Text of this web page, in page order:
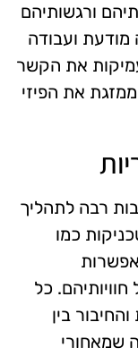
ורגשותיהם
מודעת ועבודה
את הקשר
את הפיזי
רבה לתהליך
כמו
כל
בין
שמאחורי